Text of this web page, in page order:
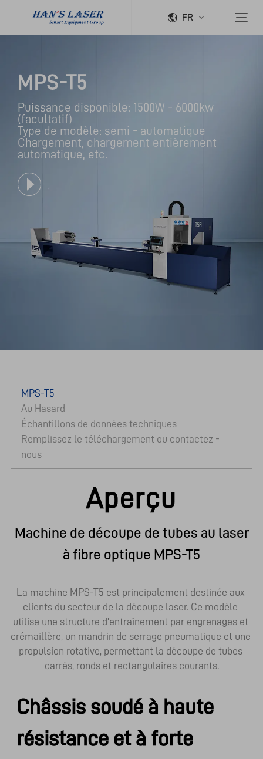
FR
MPS-T5
Puissance disponible: 1500W - 6000kw
(facultatif)
Type de modèle: semi - automatique
Chargement, chargement entièrement
automatique, etc.
MPS-T5
Au Hasard
Échantillons de données techniques
Remplissez le téléchargement ou contactez -
nous
Aperçu
Machine de découpe de tubes au laser
à fibre optique MPS-T5
La machine MPS-T5 est principalement destinée aux
clients du secteur de la découpe laser. Ce modèle
utilise une structure d'entraînement par engrenages et
crémaillère, un mandrin de serrage pneumatique et une
propulsion rotative, permettant la découpe de tubes
carrés, ronds et rectangulaires courants.
Châssis soudé à haute
résistance et à forte